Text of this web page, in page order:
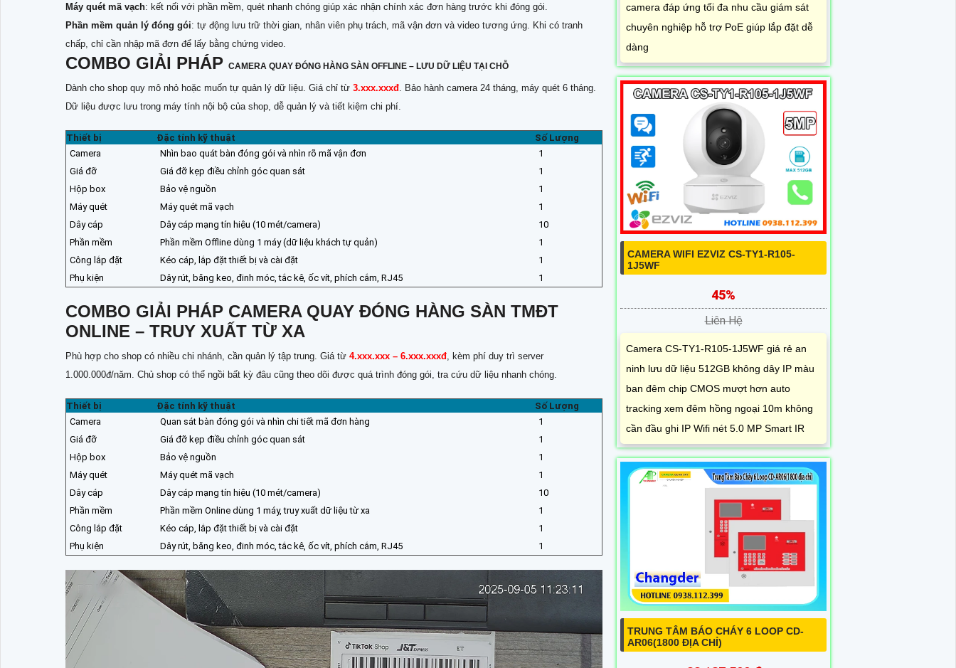
Máy quét mã vạch: kết nối với phần mềm, quét nhanh chóng giúp xác nhận chính xác đơn hàng trước khi đóng gói.
Phần mềm quản lý đóng gói: tự động lưu trữ thời gian, nhân viên phụ trách, mã vận đơn và video tương ứng. Khi có tranh
chấp, chỉ cần nhập mã đơn để lấy bằng chứng video.
COMBO GIẢI PHÁP CAMERA QUAY ĐÓNG HÀNG SÀN OFFLINE – LƯU DỮ LIỆU TẠI CHỖ
Dành cho shop quy mô nhỏ hoặc muốn tự quản lý dữ liệu. Giá chỉ từ 3.xxx.xxxđ . Bảo hành camera 24 tháng, máy quét 6 tháng.
Dữ liệu được lưu trong máy tính nội bộ của shop, dễ quản lý và tiết kiệm chi phí.
Thiết bị Đặc tính kỹ thuật
Số Lượng
Camera
Nhìn bao quát bàn đóng gói và nhìn rõ mã vận đơn
1
Giá đỡ
Giá đỡ kẹp điều chỉnh góc quan sát
1
Hộp box
Bảo vệ nguồn
1
Máy quét
Máy quét mã vạch
1
Dây cáp
Dây cáp mạng tín hiệu (10 mét/camera)
10
Phần mềm
Phần mềm Offline dùng 1 máy (dữ liệu khách tự quản)
1
Công lắp đặt
Kéo cáp, lắp đặt thiết bị và cài đặt
1
Phụ kiện
Dây rút, băng keo, đinh móc, tắc kê, ốc vít, phích cắm, RJ45 1
COMBO GIẢI PHÁP CAMERA QUAY ĐÓNG HÀNG SÀN TMĐT
ONLINE – TRUY XUẤT TỪ XA
Phù hợp cho shop có nhiều chi nhánh, cần quản lý tập trung. Giá từ 4.xxx.xxx – 6.xxx.xxxđ , kèm phí duy trì server
1.000.000đ/năm. Chủ shop có thể ngồi bất kỳ đâu cũng theo dõi được quá trình đóng gói, tra cứu dữ liệu nhanh chóng.
Thiết bị Đặc tính kỹ thuật
Số Lượng
Camera
Quan sát bàn đóng gói và nhìn chi tiết mã đơn hàng
1
Giá đỡ
Giá đỡ kẹp điều chỉnh góc quan sát
1
Hộp box
Bảo vệ nguồn
1
Máy quét
Máy quét mã vạch
1
Dây cáp
Dây cáp mạng tín hiệu (10 mét/camera)
10
Phần mềm
Phần mềm Online dùng 1 máy, truy xuất dữ liệu từ xa
1
Công lắp đặt
Kéo cáp, lắp đặt thiết bị và cài đặt
1
Phụ kiện
Dây rút, băng keo, đinh móc, tắc kê, ốc vít, phích cắm, RJ45 1
camera đáp ứng tối đa nhu cầu giám sát
chuyên nghiệp hỗ trợ PoE giúp lắp đặt dễ
dàng
CAMERA WIFI EZVIZ CS-TY1-R105-
1J5WF
45%
Liên Hệ
Camera CS-TY1-R105-1J5WF giá rẻ an
ninh lưu dữ liệu 512GB không dây IP màu
ban đêm chip CMOS mượt hơn auto
tracking xem đêm hồng ngoại 10m không
cần đầu ghi IP Wifi nét 5.0 MP Smart IR
TRUNG TÂM BÁO CHÁY 6 LOOP CD-
AR06(1800 ĐỊA CHỈ)